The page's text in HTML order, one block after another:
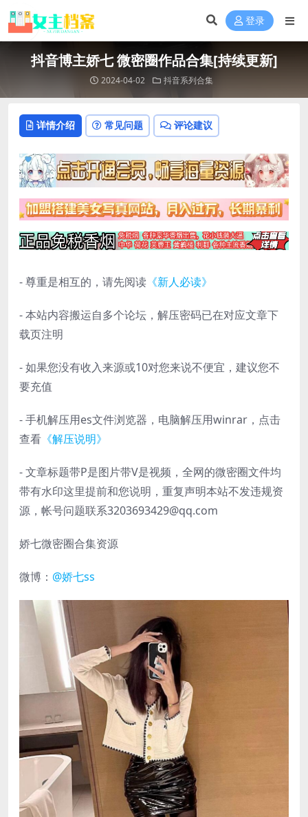
登录
抖音博主娇七 微密圈作品合集[持续更新]
2024-04-02 抖音系列合集
详情介绍 常见问题 评论建议
- 尊重是相互的，请先阅读 《新人必读》
- 本站内容搬运自多个论坛，解压密码已在对应文章下
载页注明
- 如果您没有收入来源或10对您来说不便宜，建议您不
要充值
- 手机解压用es文件浏览器，电脑解压用winrar，点击
查看 《解压说明》
- 文章标题带P是图片带V是视频，全网的微密圈文件均
带有水印这里提前和您说明，重复声明本站不发违规资
源，帐号问题联系3203693429@qq.com
娇七微密圈合集资源
微博： @娇七ss